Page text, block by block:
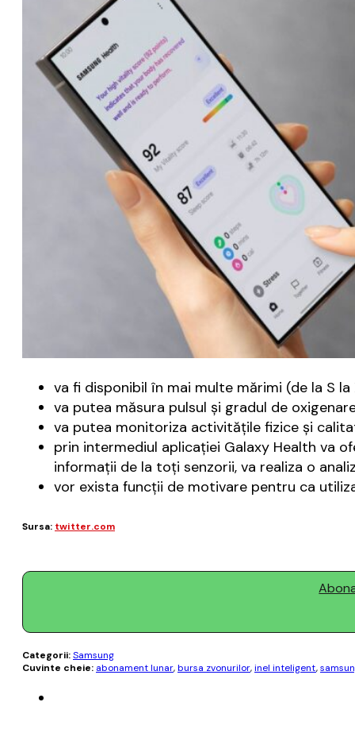
va fi disponibil în mai multe mărimi (de la S la
va putea măsura pulsul şi gradul de
va putea monitoriza activităţile fizice şi
prin intermediul aplicaţiei Galaxy Health va
informaţii de la toţi senzorii, va realiza o
vor exista funcţii de motivare pentru ca
Sursa: twitter.com
Categorii:Samsung
Cuvinte cheie: abonament lunar,bursa zvonurilor,inel inteligent,